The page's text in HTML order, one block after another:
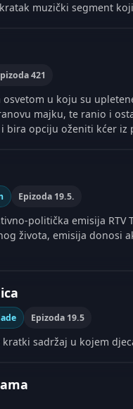
kratak muzički segment
421
u koju su
majku, te ranio i
bira opciju oženiti kćer
Epizoda 19.5.
politička emisija
života, emisija donosi
Epizoda 19.5
sadržaj u kojem